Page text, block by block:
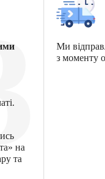
на
та
Ми
з моменту